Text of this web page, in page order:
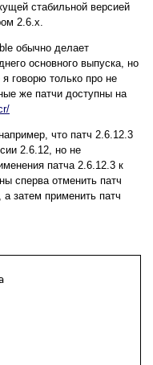
стабильной версией
2.6.x.
обычно делает
основного выпуска, но
говорю только про не
же патчи доступны на
что патч 2.6.12.3
2.6.12, но не
патча 2.6.12.3 к
сперва отменить патч
затем применить патч